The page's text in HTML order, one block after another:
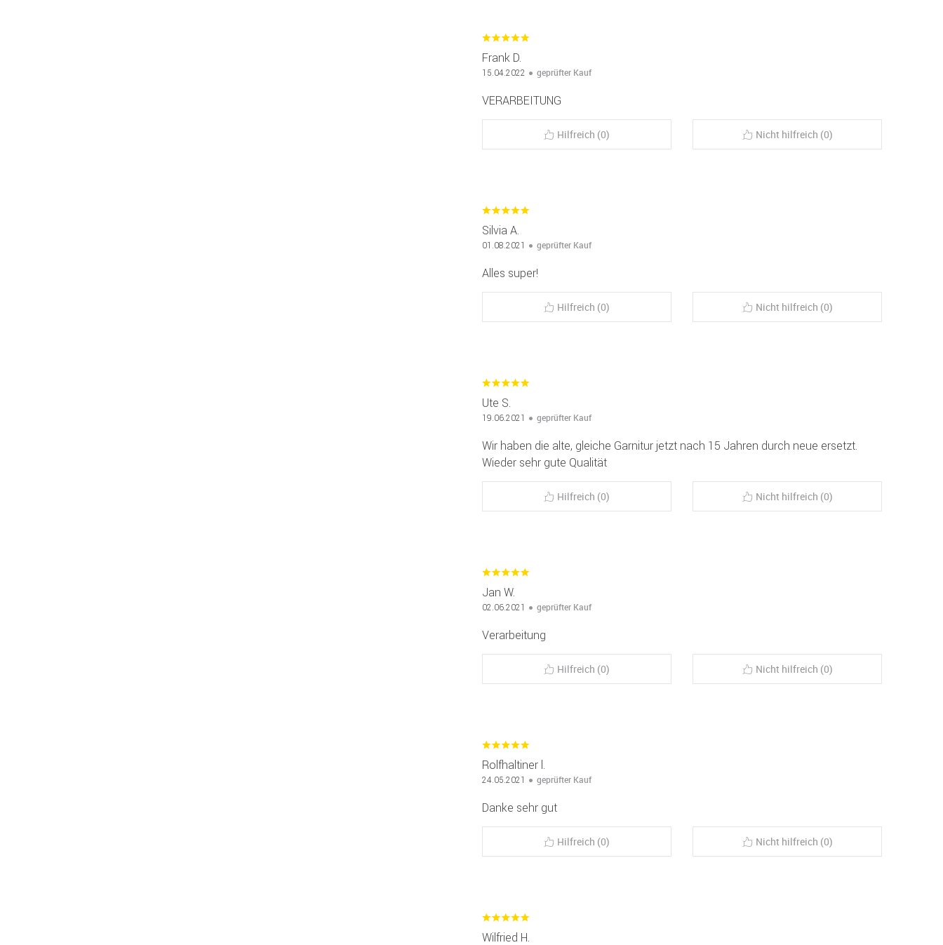
Frank D.
15.04.2022 geprüfter Kauf
VERARBEITUNG
Hilfreich (0) Nicht hilfreich (0)
Silvia A.
01.08.2021 geprüfter Kauf
Alles super!
Hilfreich (0) Nicht hilfreich (0)
Ute S.
19.06.2021 geprüfter Kauf
Wir haben die alte, gleiche Garnitur jetzt nach 15 Jahren durch neue ersetzt.
Wieder sehr gute Qualität
Hilfreich (0) Nicht hilfreich (0)
Jan W.
02.06.2021 geprüfter Kauf
Verarbeitung
Hilfreich (0) Nicht hilfreich (0)
Rolfhaltiner l.
24.05.2021 geprüfter Kauf
Danke sehr gut
Hilfreich (0) Nicht hilfreich (0)
Wilfried H.